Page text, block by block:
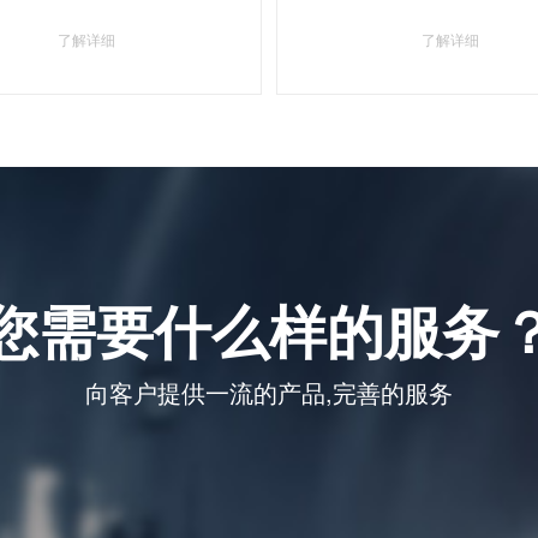
了解详细 了解详细
需要什么样的服务
向客户提供一流的产品,完善的服务